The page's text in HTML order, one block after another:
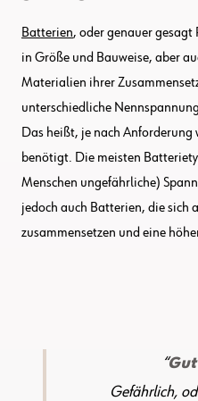
Batterien, oder genauer gesagt
in Größe und Bauweise, aber
Materialien ihrer
unterschiedliche
Das heißt, je nach
benötigt. Die meisten
Menschen ungefährliche)
jedoch auch Batterien, die sich
zusammensetzen und eine
Gut
Gefährlich,